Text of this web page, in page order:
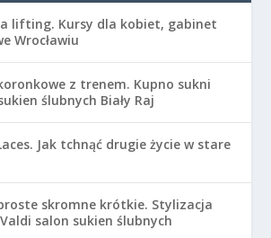
lifting. Kursy dla kobiet, gabinet
Wrocławiu
z trenem. Kupno sukni
ślubnych Biały Raj
Jak tchnąć drugie życie w stare
skromne krótkie. Stylizacja
salon sukien ślubnych